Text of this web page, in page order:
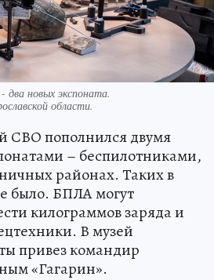
два новых экспоната.
области.
СВО пополнился двумя
– беспилотниками,
районах. Таких в
было. БПЛА могут
килограммов заряда и
В музей
привез командир
«Гагарин».